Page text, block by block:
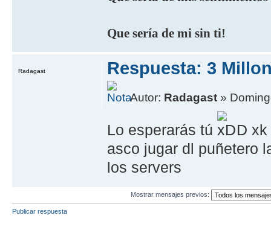
Que sería de mi sin ti!
Respuesta: 3
Autor: Radagast »
Lo esperarás tú
D
asco jugar dl puñetero
los servers
Radagast
Mostrar mensajes previos:
Publicar respuesta